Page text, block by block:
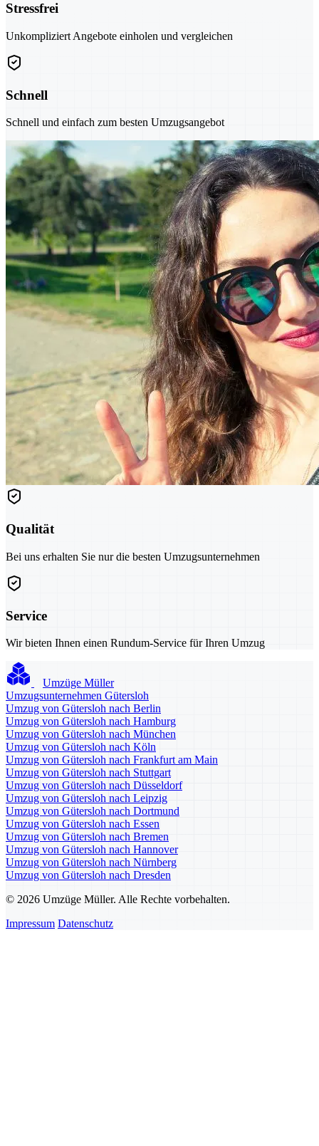
Stressfrei
Unkompliziert Angebote einholen und vergleichen
Schnell
Schnell und einfach zum besten Umzugsangebot
Qualität
Bei uns erhalten Sie nur die besten Umzugsunternehmen
Service
Wir bieten Ihnen einen Rundum-Service für Ihren Umzug
Umzüge Müller
Umzugsunternehmen Gütersloh
Umzug von Gütersloh nach Berlin
Umzug von Gütersloh nach Hamburg
Umzug von Gütersloh nach München
Umzug von Gütersloh nach Köln
Umzug von Gütersloh nach Frankfurt am Main
Umzug von Gütersloh nach Stuttgart
Umzug von Gütersloh nach Düsseldorf
Umzug von Gütersloh nach Leipzig
Umzug von Gütersloh nach Dortmund
Umzug von Gütersloh nach Essen
Umzug von Gütersloh nach Bremen
Umzug von Gütersloh nach Hannover
Umzug von Gütersloh nach Nürnberg
Umzug von Gütersloh nach Dresden
© 2026 Umzüge Müller. Alle Rechte vorbehalten.
Impressum Datenschutz